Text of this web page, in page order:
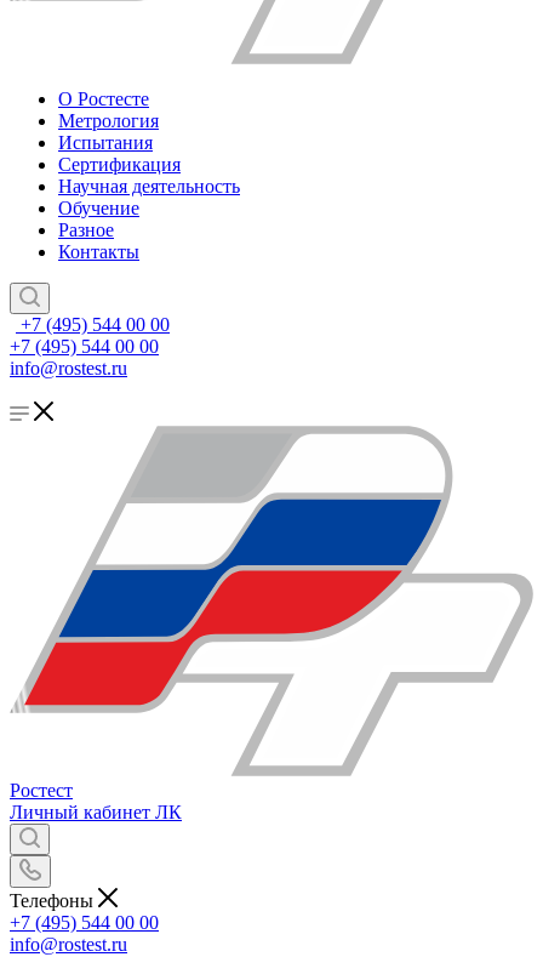
О Ростесте
Метрология
Испытания
Сертификация
Научная деятельность
Обучение
Разное
Контакты
+7 (495) 544 00 00
+7 (495) 544 00 00
info@rostest.ru
Ростест
Личный кабинет ЛК
Телефоны
+7 (495) 544 00 00
info@rostest.ru